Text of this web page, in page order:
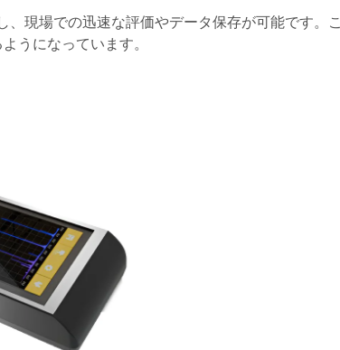
現場での迅速な評価やデータ保存が可能です。こ
うになっています。